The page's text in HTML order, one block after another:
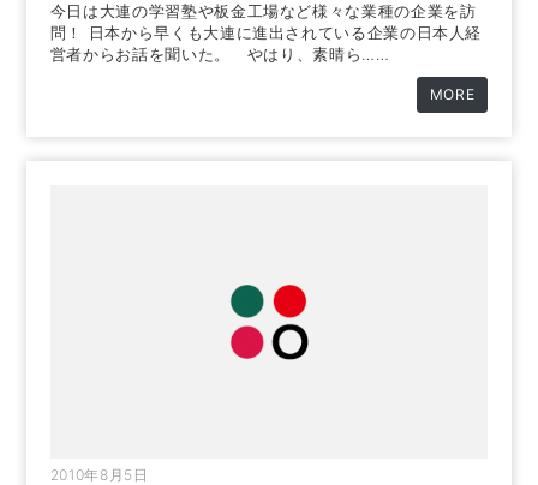
今日は大連の学習塾や板金工場など様々な業種の企業を訪
問！ 日本から早くも大連に進出されている企業の日本人経
営者からお話を聞いた。 やはり、素晴ら……
MORE
2010年8月5日